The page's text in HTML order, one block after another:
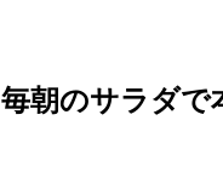
毎朝のサラダで